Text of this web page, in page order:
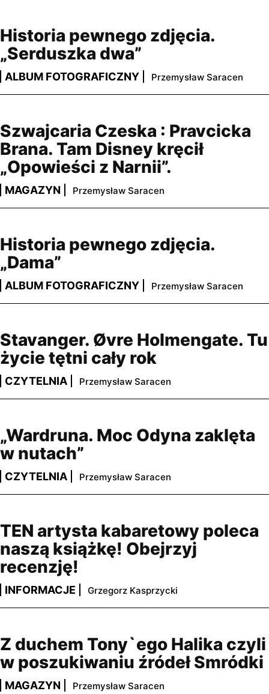
Historia pewnego zdjęcia.
„Serduszka dwa”
ALBUM FOTOGRAFICZNY Przemysław Saracen
Szwajcaria Czeska : Pravcicka
Brana. Tam Disney kręcił
„Opowieści z Narnii”.
MAGAZYN Przemysław Saracen
Historia pewnego zdjęcia.
„Dama”
ALBUM FOTOGRAFICZNY Przemysław Saracen
Stavanger. Øvre Holmengate. Tu
życie tętni cały rok
CZYTELNIA Przemysław Saracen
„Wardruna. Moc Odyna zaklęta
w nutach”
CZYTELNIA Przemysław Saracen
TEN artysta kabaretowy poleca
naszą książkę! Obejrzyj
recenzję!
INFORMACJE Grzegorz Kasprzycki
Z duchem Tony`ego Halika czyli
w poszukiwaniu źródeł Smródki
MAGAZYN Przemysław Saracen